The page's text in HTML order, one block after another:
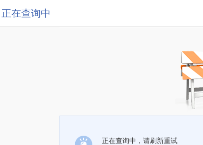
正在查询中
正在查询中，请刷新重试